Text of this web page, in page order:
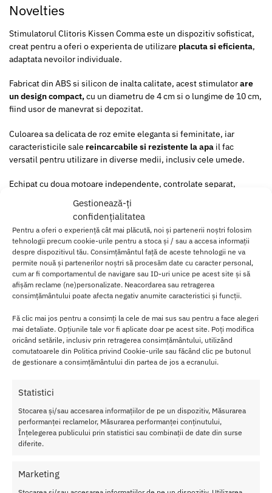
Gestionează-ți
confidențialitatea
Pentru a oferi o experiență cât mai plăcută, noi și partenerii noștri folosim
tehnologii precum cookie-urile pentru a stoca și / sau a accesa informații
despre dispozitivul tău. Consimțământul față de aceste tehnologii ne va
permite nouă și partenerilor noștri să procesăm date cu caracter personal,
cum ar fi comportamentul de navigare sau ID-uri unice pe acest site și să
afișăm reclame (ne)personalizate. Neacordarea sau retragerea
consimțământului poate afecta negativ anumite caracteristici și funcții.
Fă clic mai jos pentru a consimți la cele de mai sus sau pentru a face alegeri
mai detaliate. Opțiunile tale vor fi aplicate doar pe acest site. Poți modifica
oricând setările, inclusiv prin retragerea consimțământului, utilizând
comutatoarele din Politica privind Cookie-urile sau făcând clic pe butonul
de gestionare a consimțământului din partea de jos a ecranului.
Statistici
Stocarea și/sau accesarea informațiilor de pe un dispozitiv, Măsurarea
performanței reclamelor, Măsurarea performanței conținutului,
Înțelegerea publicului prin statistici sau combinații de date din surse
diferite.
Marketing
Novelties
Stimulatorul Clitoris Kissen Comma este un dispozitiv sofisticat,
creat pentru a oferi o experienta de utilizare placuta si eficienta,
adaptata nevoilor individuale.
Fabricat din ABS si silicon de inalta calitate, acest stimulatorare
un design compact,cu un diametru de 4 cm si o lungime de 10 cm,
fiind usor de manevrat si depozitat.
Culoarea sa delicata de roz emite eleganta si feminitate, iar
caracteristicile sale reincarcabile si rezistente la apa il fac
versatil pentru utilizare in diverse medii, inclusiv cele umede.
Echipat cu doua motoare independente, controlate separat,
experienta in detaliu.
Cu 10 functii de vibratiidistincte si alte 10 moduri de tapotare,
fiecare ajustabil individual, puteti atinge nivelul optim de
satisfactie.
Forma rotunjita a stimulatoruluifaciliteaza manevrarea acestuia
putand fi tinut confortabil in mana sau fixat cu usurinta in jurul unui
Varful neted din silicon al stimulatorului imita senzatia unei
atingeri delicate,oferind o tapotare usoara si ritmica , contribuind
astfel la o experienta de utilizare extrem de placuta.
stimulatorului catre zonele dorite, asigurand o stimulare eficienta
si discreta.
Experimentand cele 20 de functii disponibile, intre vibratii si
tapotare, veti descoperi combinatia perfecta care sa se